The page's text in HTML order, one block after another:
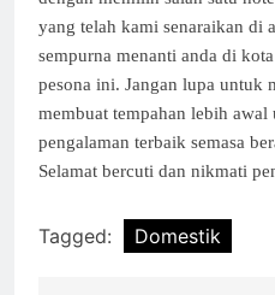
yang telah kami senaraikan di
sempurna menanti anda di
pesona ini. Jangan lupa untuk
membuat tempahan lebih awal
pengalaman terbaik semasa
Selamat bercuti dan nikmati
Tagged: Domestik